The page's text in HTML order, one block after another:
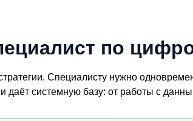
по
Специалисту нужно
даёт системную базу: от работы с